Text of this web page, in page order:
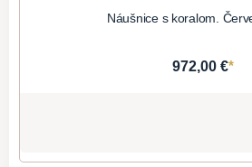
Náušnice s koralom.
972,00 €*